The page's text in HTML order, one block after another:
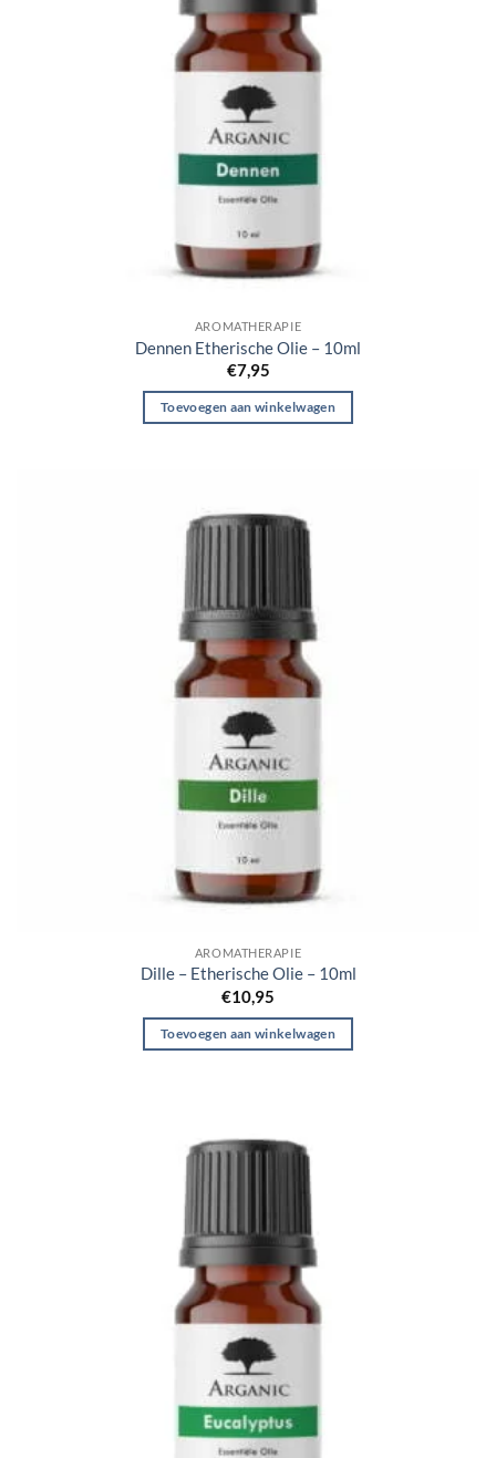
AROMATHERAPIE
Dennen Etherische Olie – 10ml
€7,95
Toevoegen aan winkelwagen
AROMATHERAPIE
Dille – Etherische Olie – 10ml
€10,95
Toevoegen aan winkelwagen